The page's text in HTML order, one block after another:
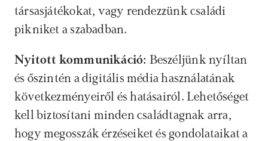
társasjátékokat, vagy rendezzünk családi
pikniket a szabadban.
Nyitott kommunikáció: Beszéljünk nyíltan
és őszintén a digitális média használatának
következményeiről és hatásairól. Lehetőséget
kell biztosítani minden családtagnak arra,
hogy megosszák érzéseiket és gondolataikat a